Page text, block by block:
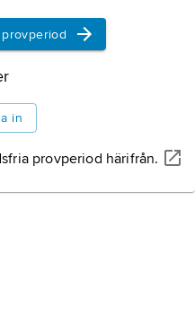
in
provperiod härifrån.